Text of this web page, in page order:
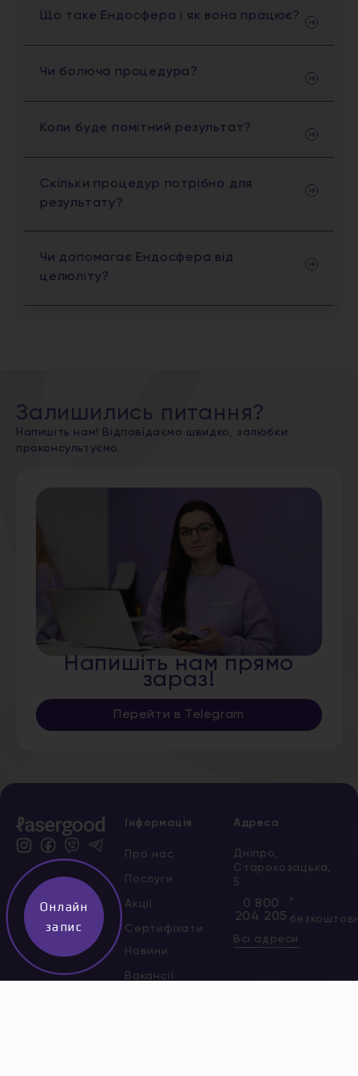
Що таке Ендосфера і як вона працює?
Чи болюча процедура?
Коли буде помітний результат?
Скільки процедур потрібно для
результату?
Чи допомагає Ендосфера від
целюліту?
Залишились питання?
Напишіть нам! Відповідаємо швидко, залюбки
проконсультуємо.
Напишіть нам прямо
зараз!
Перейти в Telegram
Інформація
Про нас
Послуги
Акції
Сертифікати
Новини
Вакансії
Адреса
Дніпро,
Старокозацька,
5
0 800
204 205
*
Всі адреси
Онлайн
запис